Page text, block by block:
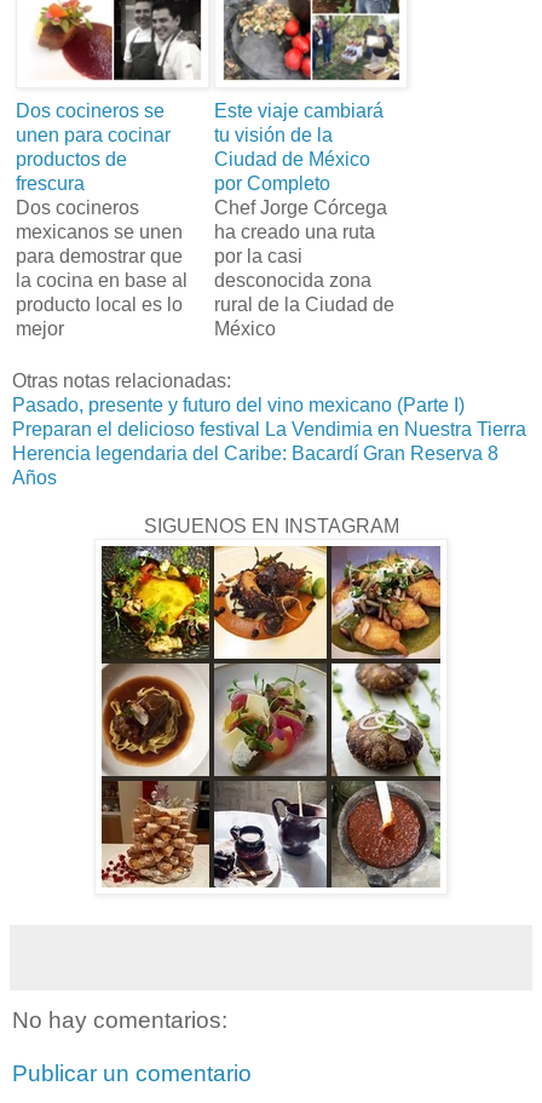
Dos cocineros se
unen para cocinar
productos de
frescura
Dos cocineros
mexicanos se unen
para demostrar que
la cocina en base al
producto local es lo
mejor
Este viaje cambiará
tu visión de la
Ciudad de México
por Completo
Chef Jorge Córcega
ha creado una ruta
por la casi
desconocida zona
rural de la Ciudad de
México
Otras notas relacionadas:
Pasado, presente y futuro del vino mexicano (Parte I)
Preparan el delicioso festival La Vendimia en Nuestra Tierra
Herencia legendaria del Caribe: Bacardí Gran Reserva 8
Años
SIGUENOS EN INSTAGRAM
No hay comentarios:
Publicar un comentario